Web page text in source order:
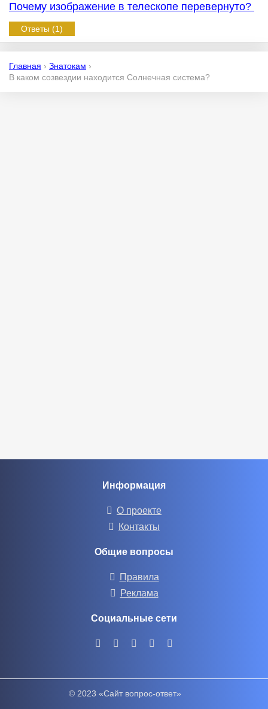
Почему изображение в телескопе перевернуто?
Ответы (1)
Главная › Знатокам ›
В каком созвездии находится Солнечная система?
Информация
О проекте
Контакты
Общие вопросы
Правила
Реклама
Социальные сети
© 2023 «Сайт вопрос-ответ»